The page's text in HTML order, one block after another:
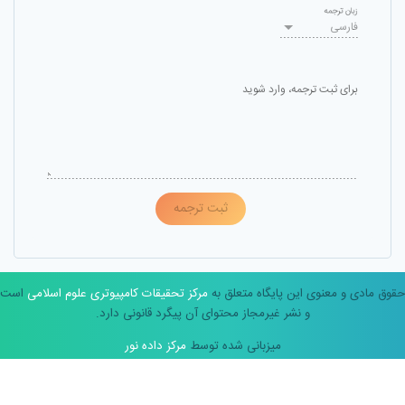
فارسی
زبان ترجمه
برای ثبت ترجمه، وارد شوید
ثبت ترجمه
حقوق مادی و معنوی این پایگاه متعلق به مرکز تحقیقات کامپیوتری علوم اسلامی است
و نشر غیرمجاز محتوای آن پیگرد قانونی دارد.
میزبانی شده توسطمرکز داده نور